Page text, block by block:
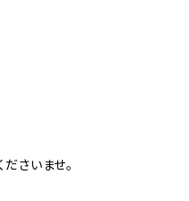
さいませ。